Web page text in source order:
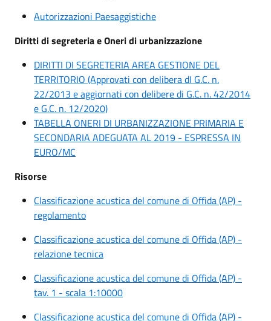
Autorizzazioni Paesaggistiche
Diritti di segreteria e Oneri di urbanizzazione
DIRITTI DI SEGRETERIA AREA GESTIONE DEL
TERRITORIO (Approvati con delibera dI G.C. n.
22/2013 e aggiornati con delibere di G.C. n. 42/2014
e G.C. n. 12/2020)
TABELLA ONERI DI URBANIZZAZIONE PRIMARIA E
SECONDARIA ADEGUATA AL 2019 - ESPRESSA IN
EURO/MC
Risorse
Classificazione acustica del comune di Offida (AP) -
regolamento
Classificazione acustica del comune di Offida (AP) -
relazione tecnica
Classificazione acustica del comune di Offida (AP) -
tav. 1 - scala 1:10000
Classificazione acustica del comune di Offida (AP) -